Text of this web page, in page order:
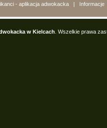
- aplikacja adwokacka | Informacje
w Kielcach . Wszelkie prawa